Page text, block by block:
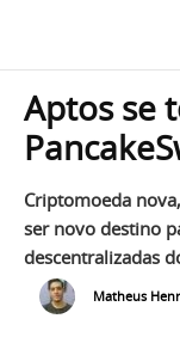
Aptos se
Criptomoeda
ser novo destino
descentralizadas
Matheus